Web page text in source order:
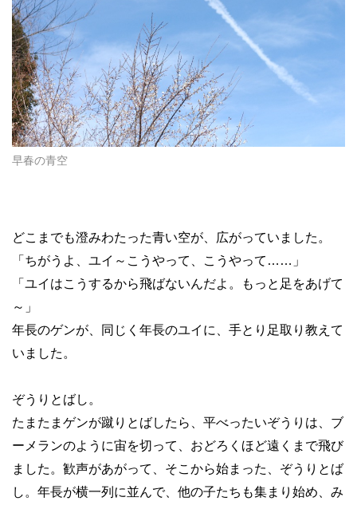
早春の青空
どこまでも澄みわたった青い空が、広がっていました。
「ちがうよ、ユイ～こうやって、こうやって …… 」
「ユイはこうするから飛ばないんだよ。もっと足をあげて
～」
年長のゲンが、同じく年長のユイに、手とり足取り教えて
いました。
ぞうりとばし。
たまたまゲンが蹴りとばしたら、平べったいぞうりは、ブ
ーメランのように宙を切って、おどろくほど遠くまで飛び
ました。歓声があがって、そこから始まった、ぞうりとば
し。年長が横一列に並んで、他の子たちも集まり始め、み